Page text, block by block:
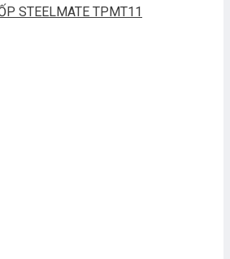
STEELMATE TPMT11